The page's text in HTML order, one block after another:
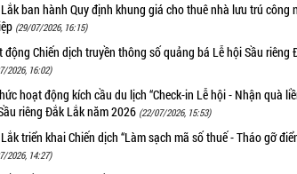
ban hành Quy định khung giá cho thuê nhà lưu trú công
(29/07/2026, 16:15)
động Chiến dịch truyền thông số quảng bá Lễ hội Sầu riêng
2026, 16:02)
hoạt động kích cầu du lịch “Check-in Lễ hội - Nhận quà
riêng Đắk Lắk năm 2026 (22/07/2026, 15:53)
triển khai Chiến dịch “Làm sạch mã số thuế - Tháo gỡ
2026, 14:27)